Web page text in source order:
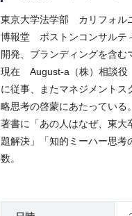
東京大学法学部 カリフォル
博報堂 ボストンコンサルテ
開発、ブランディングを含む
現在 August-a（株）相談役
に従事、またマネジメント
略思考の啓蒙にあたっている。
著書に「あの人はなぜ、東
題解決」「知的ミーハー思
数。